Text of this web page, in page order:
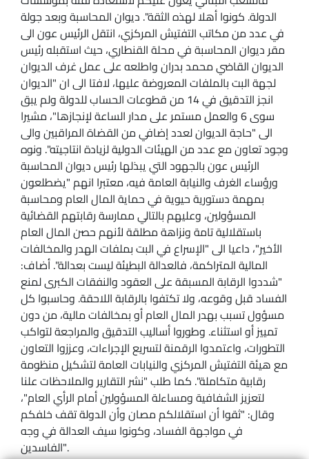
الدولة. كونوا أهلا لهذه الثقة". ديوان المحاسبة وبعد جولة
في عدد من مكاتب التفتيش المركزي، انتقل الرئيس عون الى
مقر ديوان المحاسبة في محلة القنطاري، حيث استقبله رئيس
الديوان القاضي محمد بدران واطلعه على عمل غرف الديوان
لجهة البت بالملفات المعروضة عليها، لافتا الى ان "الديوان
انجز التدقيق في 14 من قطوعات الحساب للدولة ولم يبق
سوى 6 والعمل مستمر على مدار الساعة لإنجازها"، مشيرا
الى "حاجة الديوان لعدد إضافي من القضاة المراقبين والى
وجود تعاون مع عدد من الهيئات الدولية لزيادة انتاجيته". ونوه
الرئيس عون بالجهود التي يبذلها رئيس ديوان المحاسبة
ورؤساء الغرف والنيابة العامة فيه، معتبرا انهم "يضطلعون
بمهمة دستورية حيوية في حماية المال العام ومحاسبة
المسؤولين، وعليهم بالتالي ممارسة رقابتهم القضائية
باستقلالية تامة ونزاهة مطلقة لأنهم حصن المال العام
الأخير"، داعيا الى "الإسراع في البت بملفات الهدر والمخالفات
المالية المتراكمة، فالعدالة البطيئة ليست بعدالة". أضاف:
"شددوا الرقابة المسبقة على العقود والنفقات الكبرى لمنع
الفساد قبل وقوعه، ولا تكتفوا بالرقابة اللاحقة. وحاسبوا كل
مسؤول تسبب بهدر المال العام أو بمخالفات مالية، من دون
تمييز أو استثناء. وطوروا أساليب التدقيق والمراجعة لتواكب
التطورات، واعتمدوا الرقمنة لتسريع الإجراءات، وعززوا التعاون
مع هيئة التفتيش المركزي والنيابات العامة لتشكيل منظومة
رقابية متكاملة". كما طلب "نشر التقارير والملاحظات علنا
لتعزيز الشفافية ومساءلة المسؤولين أمام الرأي العام"،
وقال: "ثقوا أن استقلالكم مصان وأن الدولة تقف خلفكم
في مواجهة الفساد، وكونوا سيف العدالة في وجه
الفاسدين".